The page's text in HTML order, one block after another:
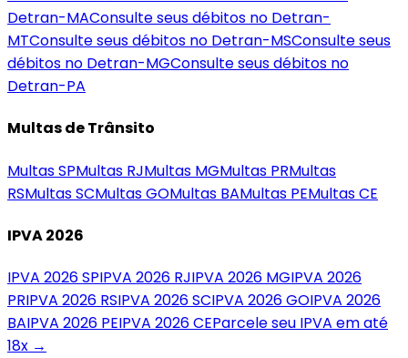
Detran-MAConsulte seus débitos no Detran-
MTConsulte seus débitos no Detran-MSConsulte seus
débitos no Detran-MGConsulte seus débitos no
Detran-PA
Multas de Trânsito
MultasSPMultas RJMultas MGMultas PRMultas
RSMultasSCMultasGOMultas BAMultas PEMultasCE
IPVA 2026
IPVA 2026SPIPVA 2026 RJIPVA 2026 MGIPVA 2026
PRIPVA 2026 RSIPVA 2026SCIPVA 2026GOIPVA 2026
BAIPVA 2026 PEIPVA 2026CEParcele seu IPVA em até
18x →